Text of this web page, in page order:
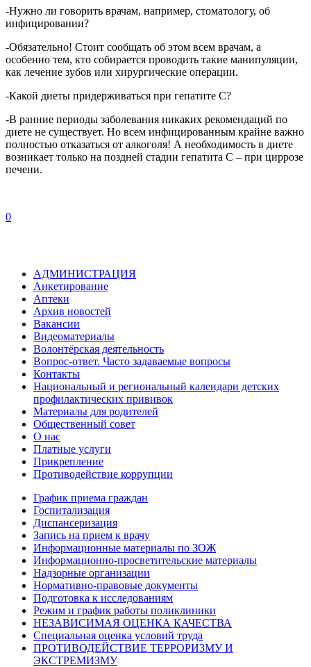
-Нужно ли говорить врачам, например, стоматологу, об
инфицировании?
-Обязательно! Стоит сообщать об этом всем врачам, а
особенно тем, кто собирается проводить такие манипуляции,
как лечение зубов или хирургические операции.
-Какой диеты придерживаться при гепатите С?
-В ранние периоды заболевания никаких рекомендаций по
диете не существует. Но всем инфицированным крайне важно
полностью отказаться от алкоголя! А необходимость в диете
возникает только на поздней стадии гепатита С – при циррозе
печени.
0
АДМИНИСТРАЦИЯ
Анкетирование
Аптеки
Архив новостей
Вакансии
Видеоматериалы
Волонтёрская деятельность
Вопрос-ответ. Часто задаваемые вопросы
Контакты
Национальный и региональный календари детских
профилактических прививок
Материалы для родителей
Общественный совет
О нас
Платные услуги
Прикрепление
Противодействие коррупции
График приема граждан
Госпитализация
Диспансеризация
Запись на прием к врачу
Информационные материалы по ЗОЖ
Информационно-просветительские материалы
Надзорные организации
Нормативно-правовые документы
Подготовка к исследованиям
Режим и график работы поликлиники
НЕЗАВИСИМАЯ ОЦЕНКА КАЧЕСТВА
Специальная оценка условий труда
ПРОТИВОДЕЙСТВИЕ ТЕРРОРИЗМУ И
ЭКСТРЕМИЗМУ